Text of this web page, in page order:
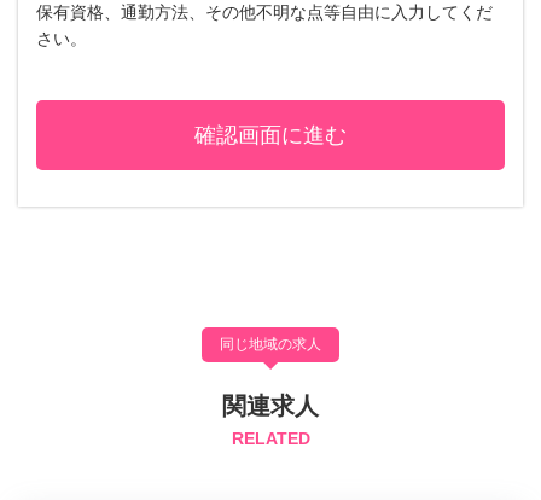
保有資格、通勤方法、その他不明な点等自由に入力してくだ
さい。
同じ地域の求人
関連求人
RELATED